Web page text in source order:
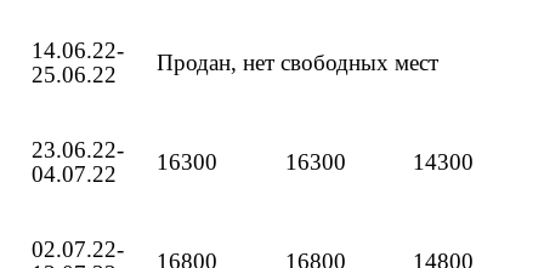
14.06.22-
25.06.22
Продан, нет свободных мест
23.06.22-
04.07.22
16300 16300 14300
02.07.22-
16800 16800 14800